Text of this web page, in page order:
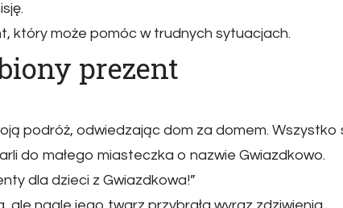
który może pomóc w trudnych sytuacjach.
prezent
podróż, odwiedzając dom za domem. Wszystko
do małego miasteczka o nazwie Gwiazdkowo.
dla dzieci z Gwiazdkowa!”